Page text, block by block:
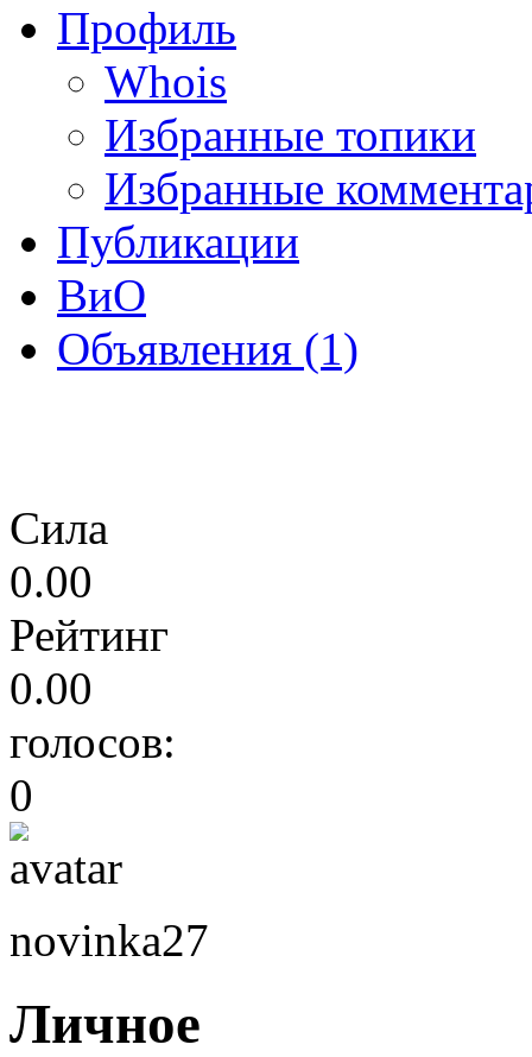
Профиль
Whois
Избранные топики
Избранные
Публикации
ВиО
Объявления (1)
Сила
0.00
Рейтинг
0.00
голосов:
0
novinka27
Личное